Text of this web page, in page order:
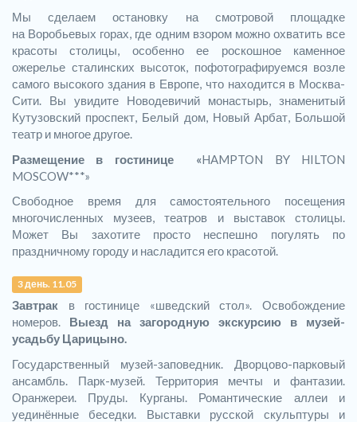
Мы сделаем остановку на смотровой площадке
на Воробьевых горах, где одним взором можно охватить все
красоты столицы, особенно ее роскошное каменное
ожерелье сталинских высоток, пофотографируемся возле
самого высокого здания в Европе, что находится в Москва-
Сити. Вы увидите Новодевичий монастырь, знаменитый
Кутузовский проспект, Белый дом, Новый Арбат, Большой
театр и многое другое.
Размещение в гостинице «HAMPTON BY HILTON
MOSCOW***»
Свободное время для самостоятельного посещения
многочисленных музеев, театров и выставок столицы.
Может Вы захотите просто неспешно погулять по
праздничному городу и насладится его красотой.
3 день. 11.05
Завтрак в гостинице «шведский стол». Освобождение
номеров. Выезд на загородную экскурсию в музей-
усадьбу Царицыно.
Государственный музей-заповедник. Дворцово-парковый
ансамбль. Парк-музей. Территория мечты и фантазии.
Оранжереи. Пруды. Курганы. Романтические аллеи и
уединённые беседки. Выставки русской скульптуры и